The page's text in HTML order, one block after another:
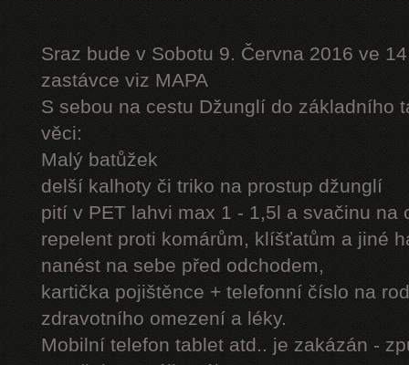
Sraz bude v Sobotu 9. Června 2016 ve
zastávce viz MAPA
S sebou na cestu Džunglí do základního
věci:
Malý batůžek
delší kalhoty či triko na prostup džunglí
pití v PET lahvi max 1 - 1,5l a svačinu na
repelent proti komárům, klíšťatům a jiné
nanést na sebe před odchodem,
kartička pojištěnce + telefonní číslo na
zdravotního omezení a léky.
Mobilní telefon tablet atd.. je zakázán -